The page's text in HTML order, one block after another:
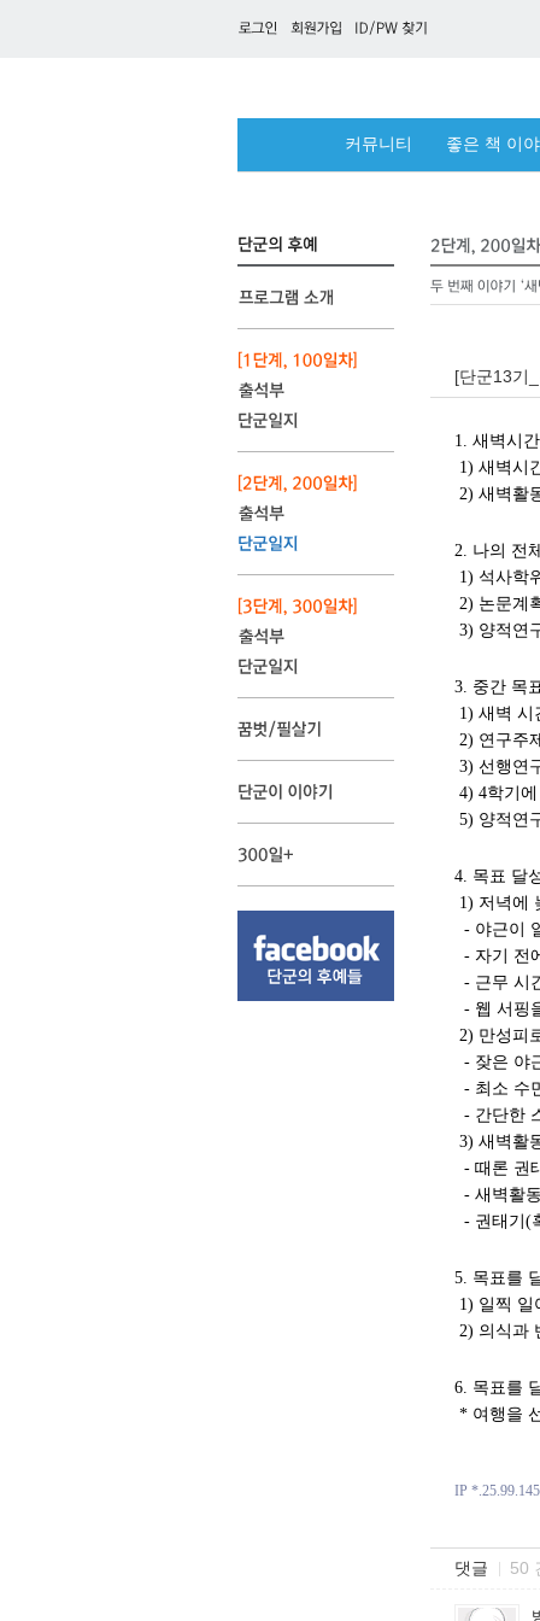
커뮤니티 좋은 책 이
[단군13기
1. 새벽시
1) 새벽시
2) 새벽활
2. 나의 전
1) 석사학
2) 논문계
3) 양적연
3. 중간 목
1) 새벽 시
2) 연구주
3) 선행연
4) 4학기
5) 양적연
4. 목표 달
1) 저녁에
- 야근이
- 자기 전
- 근무 시
- 웹 서핑
2) 만성피
- 잦은 야
- 최소 수
- 간단한
3) 새벽활
- 때론 권
- 새벽활
- 권태기(
5. 목표를
1) 일찍 일
2) 의식과
6. 목표를
* 여행을
IP *.25.99.145
댓글 50